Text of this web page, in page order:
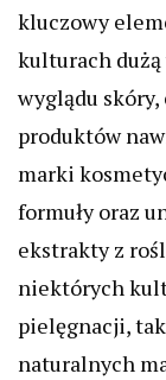
kluczowy
kulturach dużą
wyglądu
produktów
marki
formuły oraz
ekstrakty z
niektórych
pielęgnacji,
naturalnych